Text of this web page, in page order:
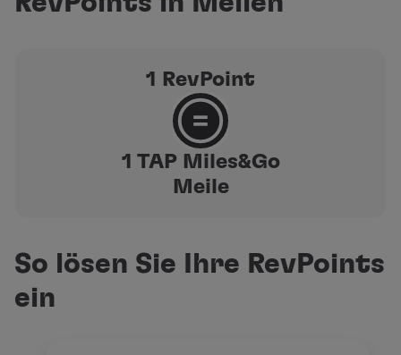
Lernen Sie das Programm
Club TAP Miles&Go
Sonderangebote und Angebote
Anfragen und reklamationen
Nützliche Informationen
1 RevPoint
1 TAP Miles&Go
Meile
So lösen Sie Ihre RevPoints
ein